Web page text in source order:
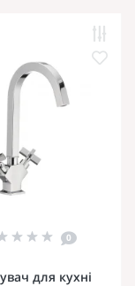
0
для кухні